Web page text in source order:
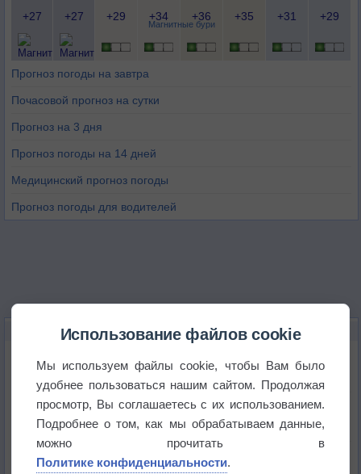
Магнитные бури
+27 +27 +29 +34 +36 +35 +31 +29
Прогноз погоды на завтра
Почасовой прогноз на сутки
Прогноз на 3 дня
Прогноз погоды на 14 дней
Медицинский прогноз погоды
Прогноз погоды для водителей
НОВОЕ О ПОГОДЕ
Приложение построит маршрут через тень
Атмосфера начала замерзать
Использование файлов cookie
Мы используем файлы cookie, чтобы Вам было
удобнее пользоваться нашим сайтом. Продолжая
просмотр, Вы соглашаетесь с их использованием.
Подробнее о том, как мы обрабатываем данные,
можно прочитать в
Политике конфиденциальности.